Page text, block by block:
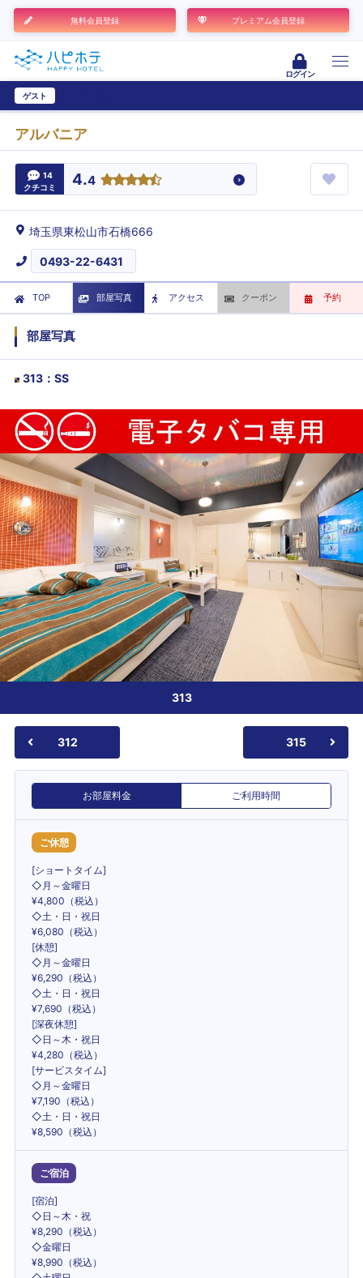
無料会員登録 プレミアム会員登録
ログイン
ゲスト
アルバニア
14
クチコミ
4.4
埼玉県東松山市石橋666
0493-22-6431
TOP 部屋写真 アクセス クーポン 予約
部屋写真
313 ： SS
313
312 315
お部屋料金 ご利用時間
ご休憩
[ショートタイム]
◇月～金曜日
¥4,800（税込）
◇土・日・祝日
¥6,080（税込）
[休憩]
◇月～金曜日
¥6,290（税込）
◇土・日・祝日
¥7,690（税込）
[深夜休憩]
◇日～木・祝日
¥4,280（税込）
[サービスタイム]
◇月～金曜日
¥7,190（税込）
◇土・日・祝日
¥8,590（税込）
ご宿泊
[宿泊]
◇日～木・祝
¥8,290（税込）
◇金曜日
¥8,990（税込）